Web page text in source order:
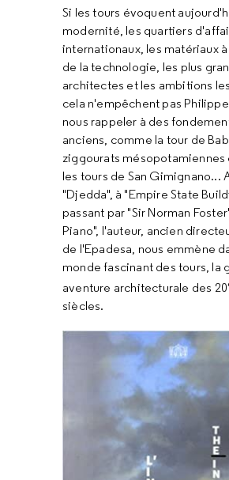
Si les tours évoquent
modernité, les quartiers
internationaux, les matériaux
de la technologie, les plus
architectes et les ambitions
cela n'empêchent pas
nous rappeler à des
anciens, comme la tour de
ziggourats mésopotamiennes
les tours de San Gimignano...
"Djedda", à "Empire State
passant par "Sir Norman
Piano", l'auteur, ancien
de l'Epadesa, nous emmène
monde fascinant des tours, la
aventure architecturale des 20
siècles.